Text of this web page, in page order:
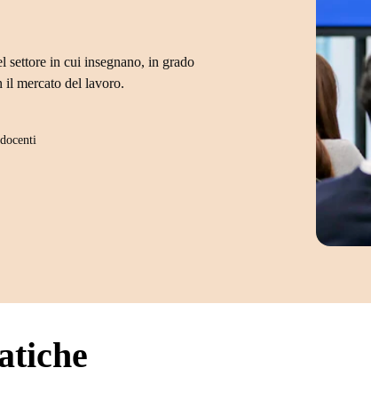
settore in cui insegnano, in grado
il mercato del lavoro.